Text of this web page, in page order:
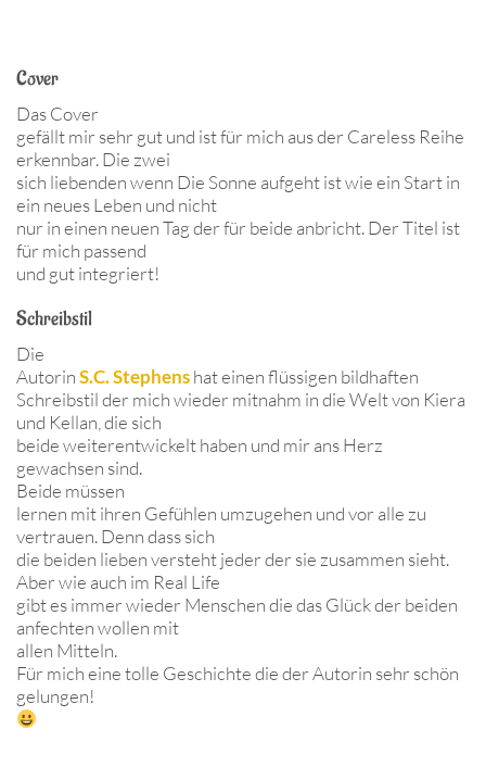
Cover
Das Cover
gefällt mir sehr gut und ist für mich aus der Careless Reihe
erkennbar. Die zwei
sich liebenden wenn Die Sonne aufgeht ist wie ein Start in
ein neues Leben und nicht
nur in einen neuen Tag der für beide anbricht. Der Titel ist
für mich passend
und gut integriert!
Schreibstil
Die
AutorinS.C. Stephenshat einen flüssigen bildhaften
Schreibstil der mich wieder mitnahm in die Welt von Kiera
und Kellan, die sich
beide weiterentwickelt haben und mir ans Herz
gewachsen sind.
Beide müssen
lernen mit ihren Gefühlen umzugehen und vor alle zu
vertrauen. Denn dass sich
die beiden lieben versteht jeder der sie zusammen sieht.
Aber wie auch im Real Life
gibt es immer wieder Menschen die das Glück der beiden
anfechten wollen mit
allen Mitteln.
Für mich eine tolle Geschichte die der Autorin sehr schön
gelungen!